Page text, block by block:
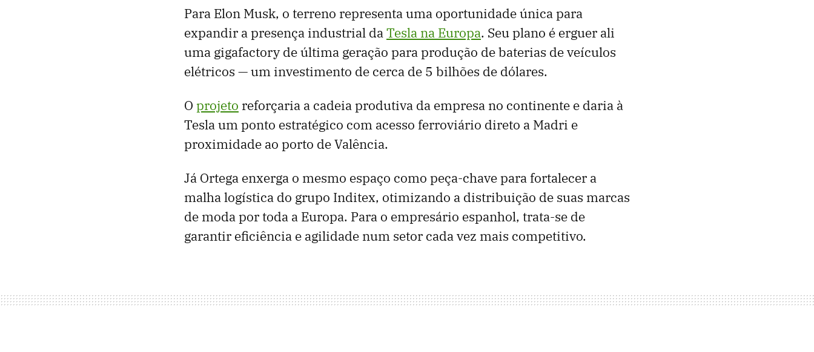
Para Elon Musk, o terreno representa uma oportunidade única para
expandir a presença industrial daTesla na Europa. Seu plano é erguer ali
uma gigafactory de última geração para produção de baterias de veículos
elétricos — um investimento de cerca de 5 bilhões de dólares.
O projeto reforçaria a cadeia produtiva da empresa no continente e daria à
Tesla um ponto estratégico com acesso ferroviário direto a Madri e
proximidade ao porto de Valência.
Já Ortega enxerga o mesmo espaço como peça-chave para fortalecer a
malha logística do grupo Inditex, otimizando a distribuição de suas marcas
de moda por toda a Europa. Para o empresário espanhol, trata-se de
garantir eficiência e agilidade num setor cada vez mais competitivo.